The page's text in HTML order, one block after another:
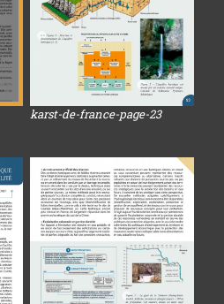
karst-de-france-page-23